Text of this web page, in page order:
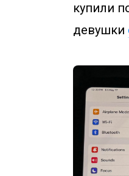
купили
девушки